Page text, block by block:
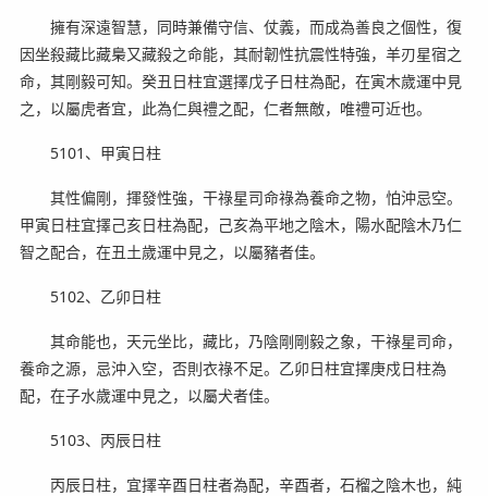
擁有深遠智慧，同時兼備守信、仗義，而成為善良之個性，復
因坐殺藏比藏梟又藏殺之命能，其耐韌性抗震性特強，羊刃星宿之
命，其剛毅可知。癸丑日柱宜選擇戊子日柱為配，在寅木歲運中見
之，以屬虎者宜，此為仁與禮之配，仁者無敵，唯禮可近也。
5101、甲寅日柱
其性偏剛，揮發性強，干祿星司命祿為養命之物，怕沖忌空。
甲寅日柱宜擇己亥日柱為配，己亥為平地之陰木，陽水配陰木乃仁
智之配合，在丑土歲運中見之，以屬豬者佳。
5102、乙卯日柱
其命能也，天元坐比，藏比，乃陰剛剛毅之象，干祿星司命，
養命之源，忌沖入空，否則衣祿不足。乙卯日柱宜擇庚戍日柱為
配，在子水歲運中見之，以屬犬者佳。
5103、丙辰日柱
丙辰日柱，宜擇辛酉日柱者為配，辛酉者，石榴之陰木也，純